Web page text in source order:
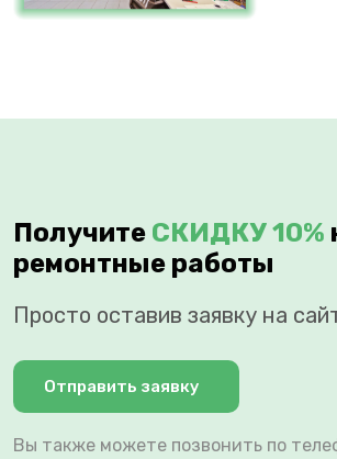
Получите СКИДКУ 10%
ремонтные работы
Просто оставив заявку на
Отправить заявку
Вы также можете позвонить по